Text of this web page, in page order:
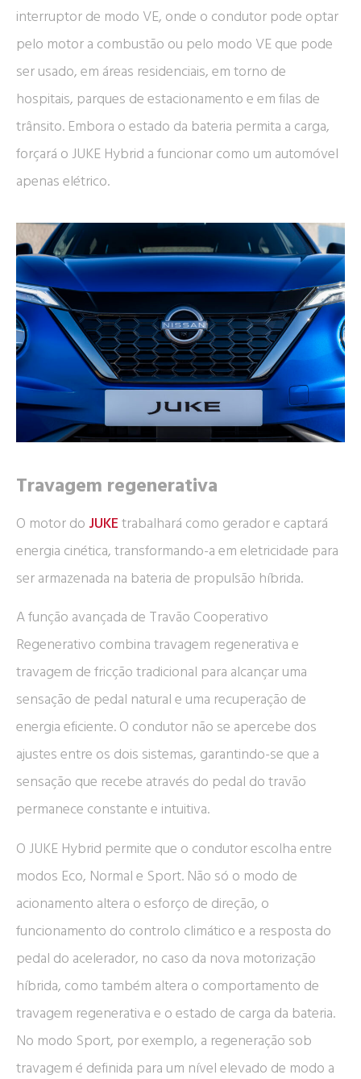
interruptor de modo VE, onde o condutor pode optar
pelo motor a combustão ou pelo modo VE que pode
ser usado, em áreas residenciais, em torno de
hospitais, parques de estacionamento e em filas de
trânsito. Embora o estado da bateria permita a carga,
forçará o JUKE Hybrid a funcionar como um automóvel
apenas elétrico.
Travagem regenerativa
O motor do JUKE trabalhará como gerador e captará
energia cinética, transformando-a em eletricidade para
ser armazenada na bateria de propulsão híbrida.
A função avançada de Travão Cooperativo
Regenerativo combina travagem regenerativa e
travagem de fricção tradicional para alcançar uma
sensação de pedal natural e uma recuperação de
energia eficiente. O condutor não se apercebe dos
ajustes entre os dois sistemas, garantindo-se que a
sensação que recebe através do pedal do travão
permanece constante e intuitiva.
O JUKE Hybrid permite que o condutor escolha entre
modos Eco, Normal e Sport. Não só o modo de
acionamento altera o esforço de direção, o
funcionamento do controlo climático e a resposta do
pedal do acelerador, no caso da nova motorização
híbrida, como também altera o comportamento de
travagem regenerativa e o estado de carga da bateria.
No modo Sport, por exemplo, a regeneração sob
travagem é definida para um nível elevado de modo a